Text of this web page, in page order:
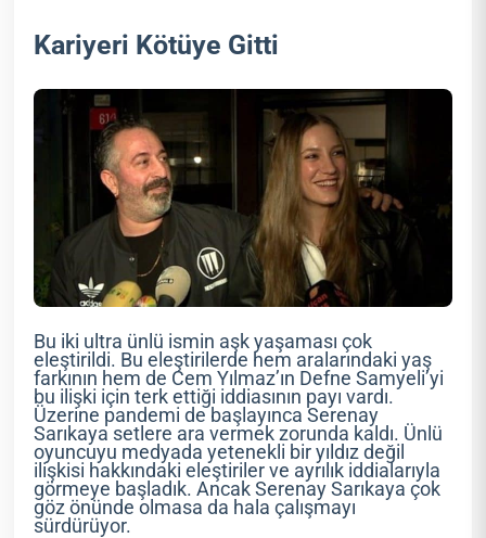
Kariyeri Kötüye Gitti
Bu iki ultra ünlü ismin aşk yaşaması çok
eleştirildi. Bu eleştirilerde hem aralarındaki yaş
farkının hem de Cem Yılmaz’ın Defne Samyeli’yi
bu ilişki için terk ettiği iddiasının payı vardı.
Üzerine pandemi de başlayınca Serenay
Sarıkaya setlere ara vermek zorunda kaldı. Ünlü
oyuncuyu medyada yetenekli bir yıldız değil
ilişkisi hakkındaki eleştiriler ve ayrılık iddialarıyla
görmeye başladık. Ancak Serenay Sarıkaya çok
göz önünde olmasa da hala çalışmayı
sürdürüyor.